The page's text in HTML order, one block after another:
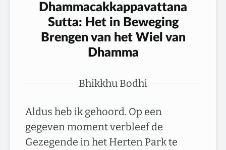
Dhammacakkappavattana
Sutta: Het in Beweging
Brengen van het Wiel van
Dhamma
Bhikkhu Bodhi
Aldus heb ik gehoord. Op een
gegeven moment verbleef de
Gezegende in het Herten Park te